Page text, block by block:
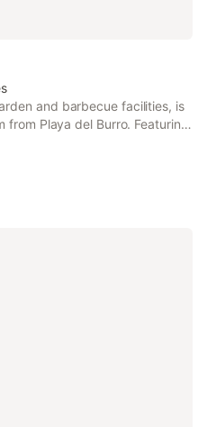
and barbecue facilities, is
from Playa del Burro. Featuring
house also provides